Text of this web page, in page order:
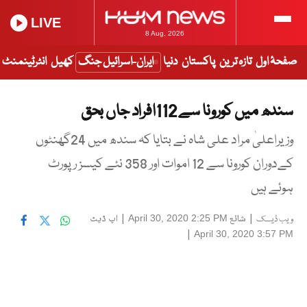
8 Aug, 2026
LIVE
صفحۂ اول تازہ ترین پاکستان دنیا ایران-اسرائیل جنگ کھیل انٹرٹینمنٹ
سندھ میں کورونا سے 112افراد جاں بحق
وزیراعلیٰ مراد علی شاہ نے بتایا کہ سندھ میں 24گھنٹوں
کےدوران کورونا سے 12 اموات اور 358 نئے کیسز رپورٹ
ہوئے ہیں
ویب ڈیسک | شائع April 30, 2020 2:25 PM
| اپ ڈیٹ
April 30, 2020 3:57 PM
|